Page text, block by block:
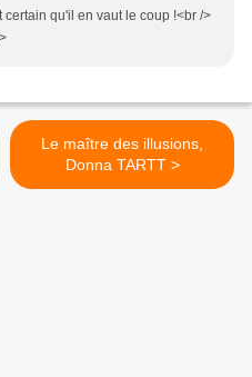
certain qu'il en vaut le coup !<br />
Le maître des illusions,
Donna TARTT >